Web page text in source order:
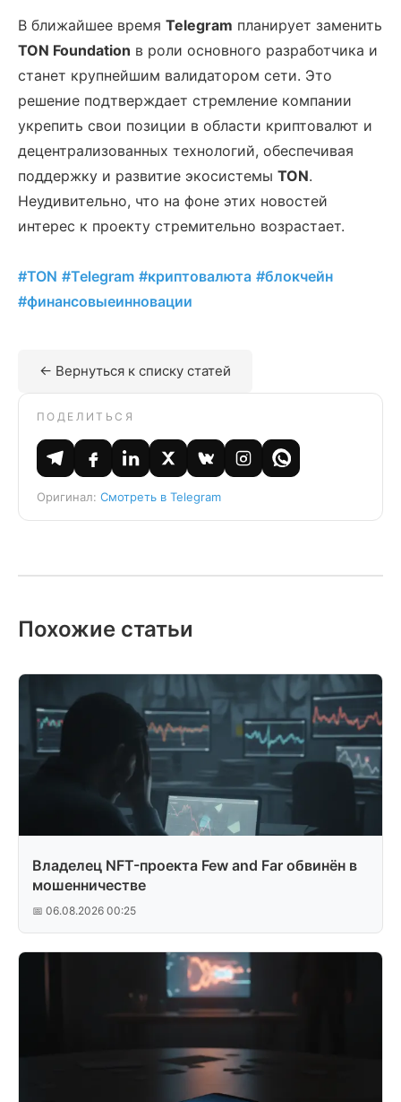
В ближайшее время Telegram планирует заменить
TON Foundation в роли основного разработчика и
станет крупнейшим валидатором сети. Это
решение подтверждает стремление компании
укрепить свои позиции в области криптовалют и
децентрализованных технологий, обеспечивая
поддержку и развитие экосистемы TON.
Неудивительно, что на фоне этих новостей
интерес к проекту стремительно возрастает.
#TON #Telegram #криптовалюта #блокчейн
#финансовыеинновации
← Вернуться к списку статей
ПОДЕЛИТЬСЯ
Оригинал: Смотреть в Telegram
Похожие статьи
Владелец NFT-проекта Few and Far обвинён в
мошенничестве
📅 06.08.2026 00:25